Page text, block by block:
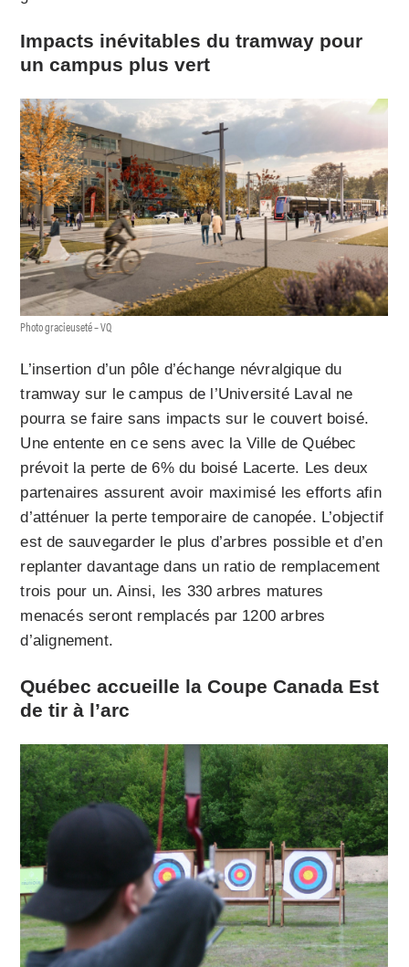
Impacts inévitables du tramway pour
un campus plus vert
Photo gracieuseté – VQ
L’insertion d’un pôle d’échange névralgique du
tramway sur le campus de l’Université Laval ne
pourra se faire sans impacts sur le couvert boisé.
Une entente en ce sens avec la Ville de Québec
prévoit la perte de 6% du boisé Lacerte. Les deux
partenaires assurent avoir maximisé les efforts afin
d’atténuer la perte temporaire de canopée. L’objectif
est de sauvegarder le plus d’arbres possible et d’en
replanter davantage dans un ratio de remplacement
trois pour un. Ainsi, les 330 arbres matures
menacés seront remplacés par 1200 arbres
d’alignement.
Québec accueille la Coupe Canada Est
de tir à l’arc